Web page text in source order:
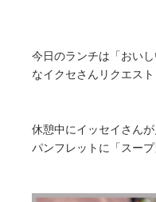
今日のランチは「おいし
なイクセさんリクエスト
休憩中にイッセイさん
パンフレットに「スー